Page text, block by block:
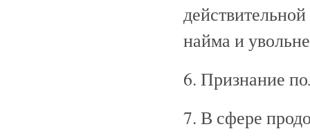
найма и
6. Признание
7. В сфере